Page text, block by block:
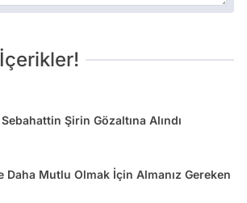
Şirin Gözaltına Alındı
Daha Mutlu Olmak İçin Almanız Gereken